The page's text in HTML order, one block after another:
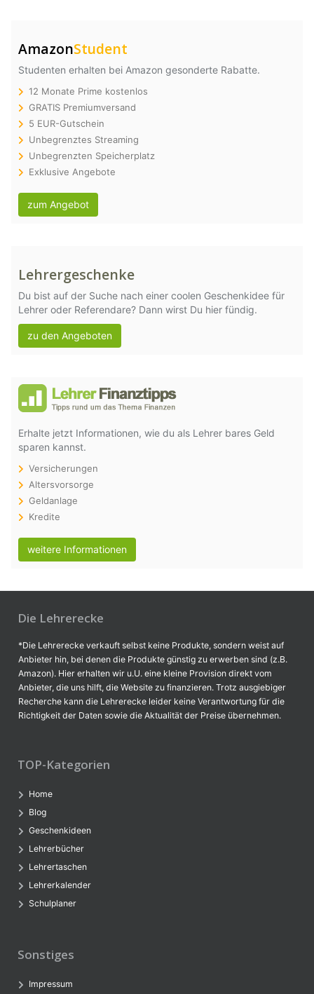
AmazonStudent
Studenten erhalten bei Amazon gesonderte Rabatte.
12 Monate Prime kostenlos
GRATIS Premiumversand
5 EUR-Gutschein
Unbegrenztes Streaming
Unbegrenzten Speicherplatz
Exklusive Angebote
zum Angebot
Lehrergeschenke
Du bist auf der Suche nach einer coolen Geschenkidee für
Lehrer oder Referendare? Dann wirst Du hier fündig.
zu den Angeboten
Erhalte jetzt Informationen, wie du als Lehrer bares Geld
sparen kannst.
Versicherungen
Altersvorsorge
Geldanlage
Kredite
weitere Informationen
Die Lehrerecke
*Die Lehrerecke verkauft selbst keine Produkte, sondern weist auf
Anbieter hin, bei denen die Produkte günstig zu erwerben sind (z.B.
Amazon). Hier erhalten wir u.U. eine kleine Provision direkt vom
Anbieter, die uns hilft, die Website zu finanzieren. Trotz ausgiebiger
Recherche kann die Lehrerecke leider keine Verantwortung für die
Richtigkeit der Daten sowie die Aktualität der Preise übernehmen.
TOP-Kategorien
Home
Blog
Geschenkideen
Lehrerbücher
Lehrertaschen
Lehrerkalender
Schulplaner
Sonstiges
Impressum